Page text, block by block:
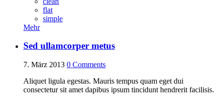
flat
simple
Mehr
Sed ullamcorper metus
7. März 2013 0 Comments
Aliquet ligula egestas. Mauris tempus quam eget dui
consectetur sit amet dapibus ipsum tincidunt hendrerit facilisis.